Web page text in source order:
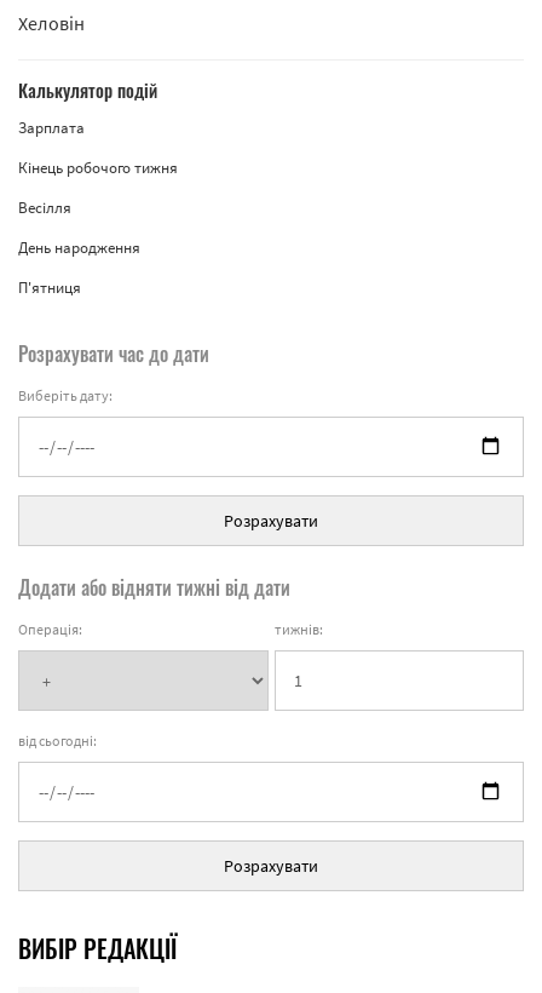
Хеловін
Калькулятор подій
Зарплата
Кінець робочого тижня
Весілля
День народження
П'ятниця
Розрахувати час до дати
Виберіть дату:
Розрахувати
Додати або відняти тижні від дати
Операція: тижнів:
від сьогодні:
Розрахувати
ВИБІР РЕДАКЦІЇ